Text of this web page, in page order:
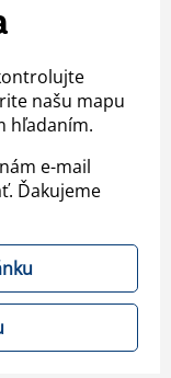
našu mapu
hľadaním.
e-mail
Ďakujeme